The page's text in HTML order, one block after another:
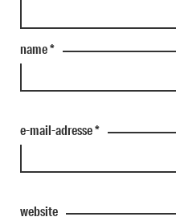
name*
e-mail-adresse*
website